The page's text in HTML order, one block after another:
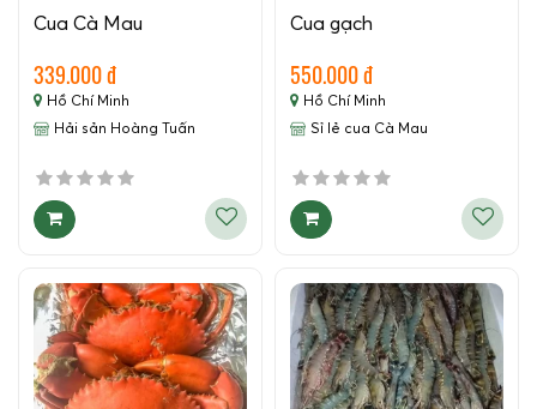
Cua Cà Mau
339.000 đ
Hồ Chí Minh
Hải sản Hoàng Tuấn
Cua gạch
550.000 đ
Hồ Chí Minh
Sỉ lẻ cua Cà Mau